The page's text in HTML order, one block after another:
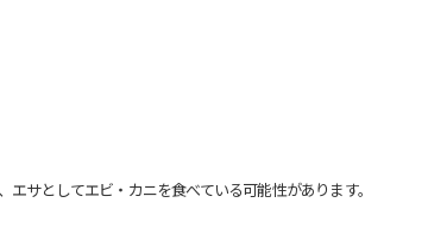
サとしてエビ・カニを食べている可能性があります。